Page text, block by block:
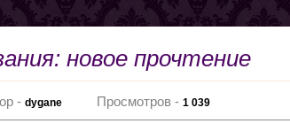
новое прочтение
-dygane Просмотров -1 039